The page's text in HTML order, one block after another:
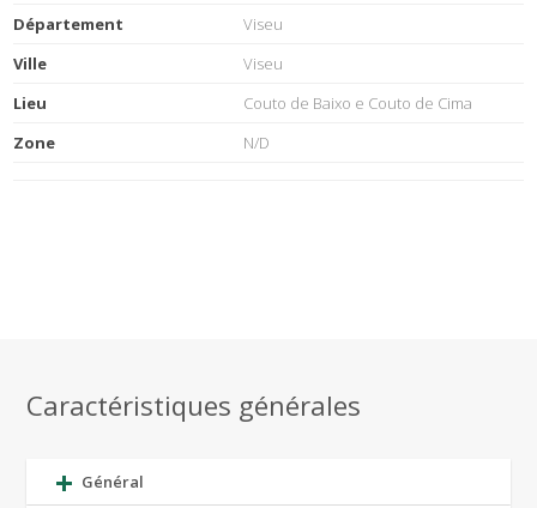
Département
Viseu
Ville
Viseu
Lieu
Couto de Baixo e Couto de Cima
Zone
N/D
Caractéristiques générales
Général